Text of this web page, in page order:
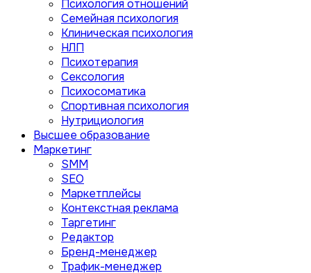
Психология отношений
Семейная психология
Клиническая психология
НЛП
Психотерапия
Сексология
Психосоматика
Спортивная психология
Нутрициология
Высшее образование
Маркетинг
SMM
SEO
Маркетплейсы
Контекстная реклама
Таргетинг
Редактор
Бренд-менеджер
Трафик-менеджер